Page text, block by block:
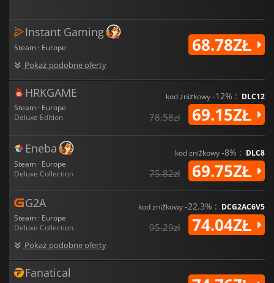
Instant Gaming
Steam · Europe
Pokaż podobne oferty
68.78ZŁ
HRKGAME
Steam · Europe
Deluxe Edition
kod zniżkowy-12% : DLC12
78.58zł 69.15ZŁ
Eneba
Steam · Europe
Deluxe Collection
kod zniżkowy-8% : DLC8
75.82zł 69.75ZŁ
G2A
Steam · Europe
Deluxe Collection
Pokaż podobne oferty
kod zniżkowy-22.3% : DCG2AC6V5
95.29zł 74.04ZŁ
Fanatical